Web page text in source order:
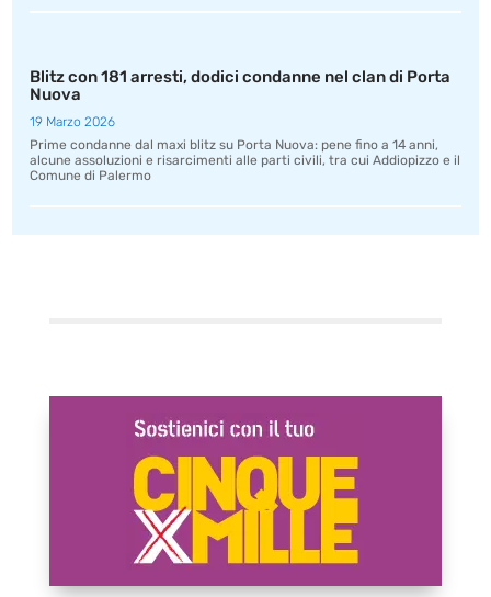
Blitz con 181 arresti, dodici condanne nel clan di Porta
Nuova
19 Marzo 2026
Prime condanne dal maxi blitz su Porta Nuova: pene fino a 14 anni,
alcune assoluzioni e risarcimenti alle parti civili, tra cui Addiopizzo e il
Comune di Palermo